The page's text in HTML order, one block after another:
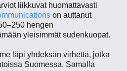
liikkuvat huomattavasti
on auttanut
hengen
yleisimmät sudenkuopat.
läpi yhdeksän virhettä, jotka
Suomessa. Samalla